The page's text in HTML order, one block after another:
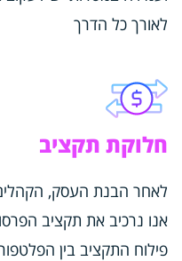
לאורך כל הדרך
חלוקת תקציב
לאחר הבנת העסק,
אנו נרכיב את תקציב
פילוח התקציב בין